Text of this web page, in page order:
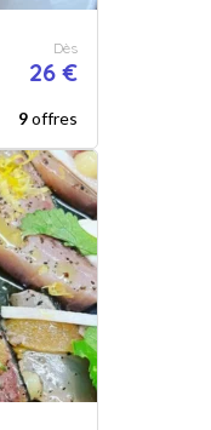
Dès
26 €
9offres